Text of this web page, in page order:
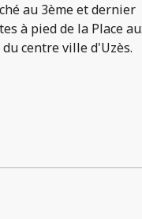
au 3ème et dernier
à pied de la Place
centre ville d'Uzès.